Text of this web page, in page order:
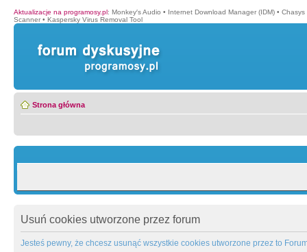
Aktualizacje na programosy.pl: Monkey′s Audio • Internet Download Manager (IDM) • Chasys
Scanner • Kaspersky Virus Removal Tool
Strona główna
Usuń cookies utworzone przez forum
Jesteś pewny, że chcesz usunąć wszystkie cookies utworzone przez to